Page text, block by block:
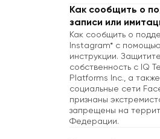
Как сообщить о
записи или
Как сообщить о
Instagram* с
инструкции.
собственность с IQ
Platforms Inc., а
социальные сети
признаны
запрещены на
Федерации.